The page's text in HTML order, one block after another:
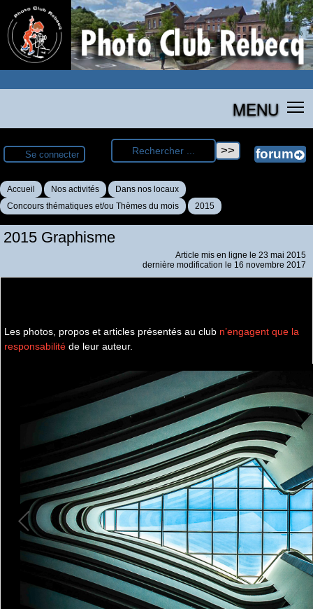
MENU
Se connecter
Accueil Nos activités
Dans nos locaux
Concours thématiques et/ou Thèmes du mois
2015
2015 Graphisme
Article mis en ligne le 23 mai 2015
dernière modification le 16 novembre 2017
Les photos, propos et articles présentés au club n’engagent que la
responsabilité de leur auteur.